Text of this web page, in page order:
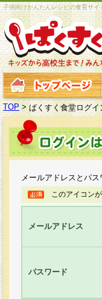
子供向けかんたんレシピの食育サイ
TOP > ぱくすく食堂ログイ
メールアドレスとパ
このアイコン
メールアドレス
パスワード